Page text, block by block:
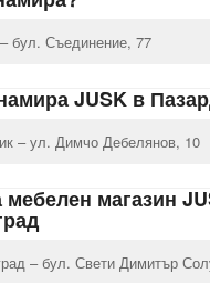
бул. Съединение, 77
JUSK в
– ул. Димчо Дебелянов, 10
магазин
– бул. Свети Димитър